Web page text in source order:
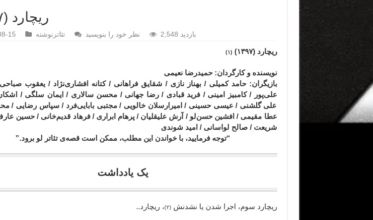
ریچارد (۱۳۹۷)
15 تئاترنوشته نظر خود را بنویسید 2,548 بازدید
ریچارد (۱۳۹۷) (۱)
نویسنده و کارگردان: حمیدرضا نعیمی
بازیگران: حامد کمیلی / بهناز نازی / شقایق فراهانی / کتانه افشاری‌نژاد / یعقوب
علی‌پور / کامبیز امینی / فرید قبادی / رضا جهانی / محسن سالاری / ایمان سلگی /
علی گلشنی / عیسی حسینی / امیرارسلان خالویی / مجتبی بابایی‌فرد / سپاس رضایی /
عطا مقیمی / افشین حسن‌لو / آرش علیقلیان / پرهام ابراری / فرهاد قدیم‌خانی / حسین
شریعت / صالح لواسانی / امید شوندی
“توجه فرمایید،‌ با خواندن این مطلب، ممکن است قصه‌ی تئاتر لو برود.”
ریچارد سوم، اجرا شدن یا نشدنش (۲) ، ریچارد..